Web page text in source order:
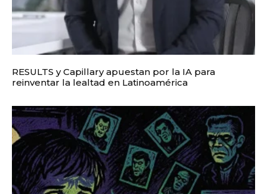
RESULTS y Capillary apuestan por la IA para
reinventar la lealtad en Latinoamérica